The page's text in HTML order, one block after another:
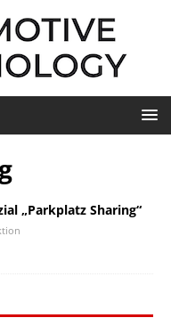
„Parkplatz Sharing“